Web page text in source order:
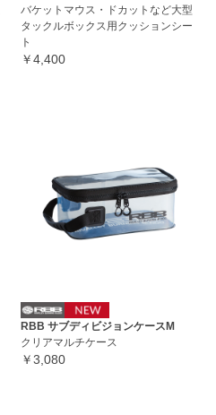
バケットマウス・ドカットなど大型
タックルボックス用クッションシー
ト
￥4,400
RBB サブディビジョンケースM
クリアマルチケース
￥3,080